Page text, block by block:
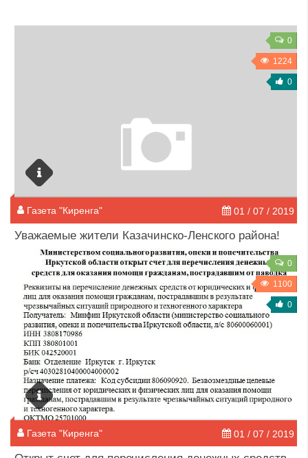
0
1224
0
Газета "Киренга" 01 / 07 / 2019
Уважаемые жители Казачинско-Ленского района!
0
1100
0
Газета "Киренга" 01 / 07 / 2019